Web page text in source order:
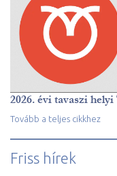
2026. évi tavaszi
Tovább a teljes cikkhez
Friss hírek